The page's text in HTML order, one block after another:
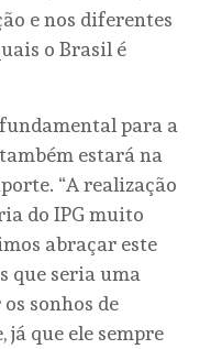
e nos diferentes
o Brasil é
para a
estará na
“A realização
do IPG muito
abraçar este
que seria uma
sonhos de
já que ele sempre